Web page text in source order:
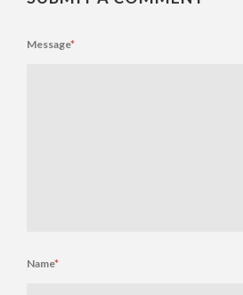
Message*
Name*